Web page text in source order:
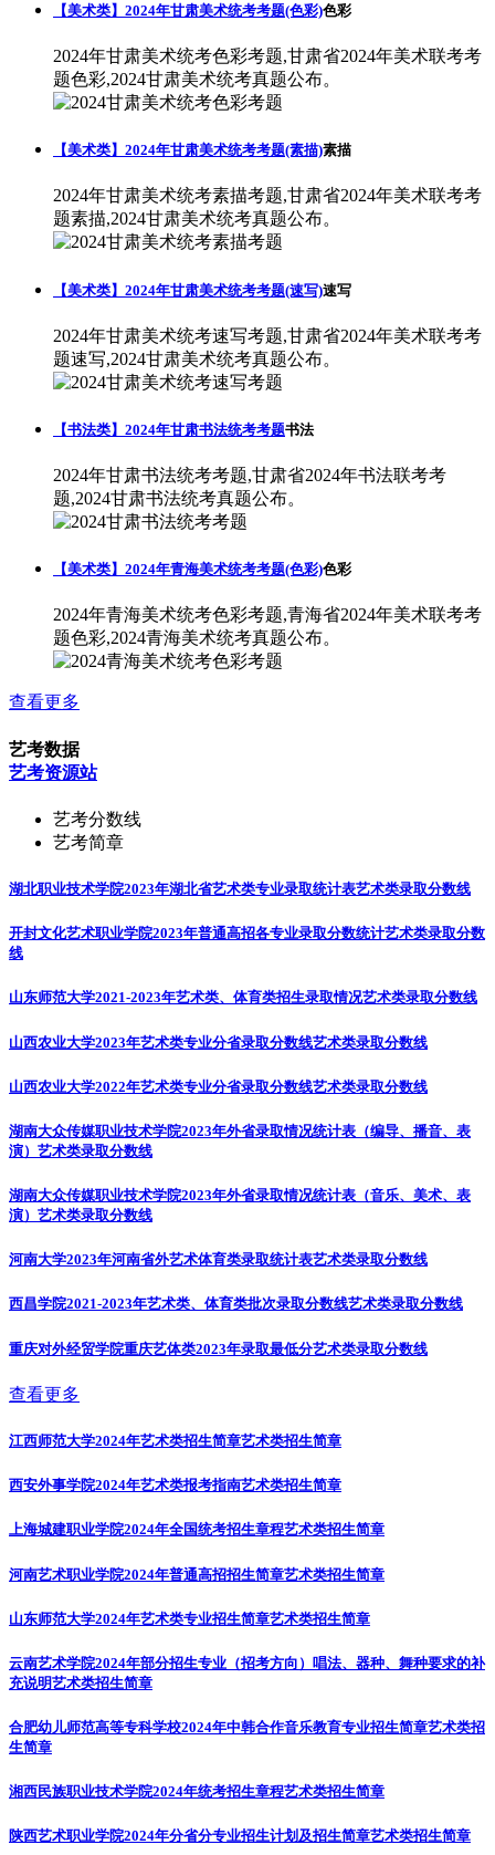
【美术类】2024年甘肃美术统考考题(色彩)色彩
2024年甘肃美术统考色彩考题,甘肃省2024年美术联考考
题色彩,2024甘肃美术统考真题公布。
【美术类】2024年甘肃美术统考考题(素描)素描
2024年甘肃美术统考素描考题,甘肃省2024年美术联考考
题素描,2024甘肃美术统考真题公布。
【美术类】2024年甘肃美术统考考题(速写)速写
2024年甘肃美术统考速写考题,甘肃省2024年美术联考考
题速写,2024甘肃美术统考真题公布。
【书法类】2024年甘肃书法统考考题书法
2024年甘肃书法统考考题,甘肃省2024年书法联考考
题,2024甘肃书法统考真题公布。
【美术类】2024年青海美术统考考题(色彩)色彩
2024年青海美术统考色彩考题,青海省2024年美术联考考
题色彩,2024青海美术统考真题公布。
查看更多
艺考数据
艺考资源站
艺考分数线
艺考简章
湖北职业技术学院2023年湖北省艺术类专业录取统计表艺术类录取分数线
开封文化艺术职业学院2023年普通高招各专业录取分数统计艺术类录取分数
线
山东师范大学2021-2023年艺术类、体育类招生录取情况艺术类录取分数线
山西农业大学2023年艺术类专业分省录取分数线艺术类录取分数线
山西农业大学2022年艺术类专业分省录取分数线艺术类录取分数线
湖南大众传媒职业技术学院2023年外省录取情况统计表（编导、播音、表
演） 艺术类录取分数线
湖南大众传媒职业技术学院2023年外省录取情况统计表（音乐、美术、表
演） 艺术类录取分数线
河南大学2023年河南省外艺术体育类录取统计表艺术类录取分数线
西昌学院2021-2023年艺术类、体育类批次录取分数线艺术类录取分数线
重庆对外经贸学院重庆艺体类2023年录取最低分艺术类录取分数线
查看更多
江西师范大学2024年艺术类招生简章艺术类招生简章
西安外事学院2024年艺术类报考指南艺术类招生简章
上海城建职业学院2024年全国统考招生章程艺术类招生简章
河南艺术职业学院2024年普通高招招生简章艺术类招生简章
山东师范大学2024年艺术类专业招生简章艺术类招生简章
云南艺术学院2024年部分招生专业（招考方向）唱法、器种、舞种要求的补
充说明艺术类招生简章
合肥幼儿师范高等专科学校2024年中韩合作音乐教育专业招生简章艺术类招
生简章
湘西民族职业技术学院2024年统考招生章程艺术类招生简章
陕西艺术职业学院2024年分省分专业招生计划及招生简章艺术类招生简章